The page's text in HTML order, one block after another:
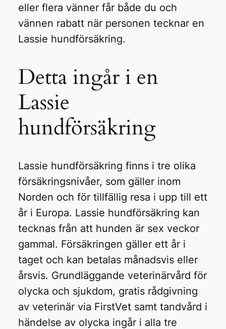
eller flera vänner får både du och
vännen rabatt när personen tecknar en
Lassie hundförsäkring.
Detta ingår i en
Lassie
hundförsäkring
Lassie hundförsäkring finns i tre olika
försäkringsnivåer, som gäller inom
Norden och för tillfällig resa i upp till ett
år i Europa. Lassie hundförsäkring kan
tecknas från att hunden är sex veckor
gammal. Försäkringen gäller ett år i
taget och kan betalas månadsvis eller
årsvis. Grundläggande veterinärvård för
olycka och sjukdom, gratis rådgivning
av veterinär via FirstVet samt tandvård i
händelse av olycka ingår i alla tre